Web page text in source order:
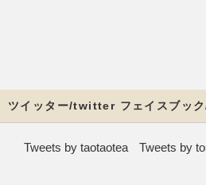
ツイッター/twitter フェイスブッ
Tweets by taotaotea Tweets by